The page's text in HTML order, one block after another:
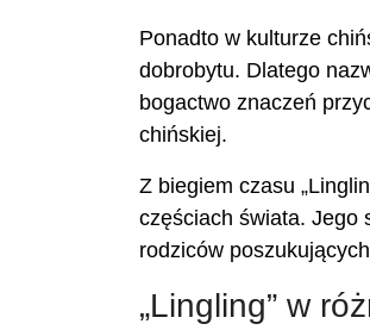
Ponadto w kulturze
dobrobytu. Dlatego
bogactwo znaczeń
chińskiej.
Z biegiem czasu
częściach świata. Jego
rodziców
„Lingling” w